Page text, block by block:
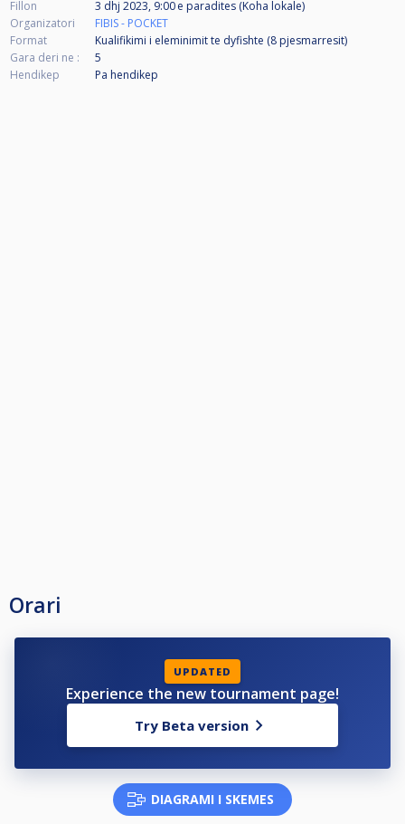
Fillon
3 dhj 2023, 9:00 e paradites (Koha lokale)
Organizatori
FIBIS - POCKET
Format
Kualifikimi i eleminimit te dyfishte (8 pjesmarresit)
Gara deri ne :
5
Hendikep
Pa hendikep
Orari
UPDATED
Experience the new tournament page!
Try Beta version
DIAGRAMI I SKEMES